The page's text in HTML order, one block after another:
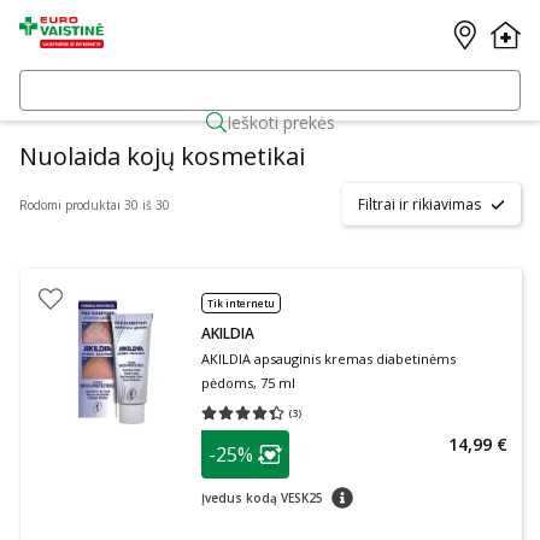
Ieškoti prekės
Nuolaida kojų kosmetikai
Rodomi produktai 30 iš 30 Filtrai ir rikiavimas
Tik internetu
AKILDIA
AKILDIA apsauginis kremas diabetinėms
pėdoms, 75 ml
(3)
Vidutinis įvertinimas 4.33
patarimas
Lojalumo klubo narių nuolaida
-25%
Įvedus kodą VESK25 patarimas
14,99 €